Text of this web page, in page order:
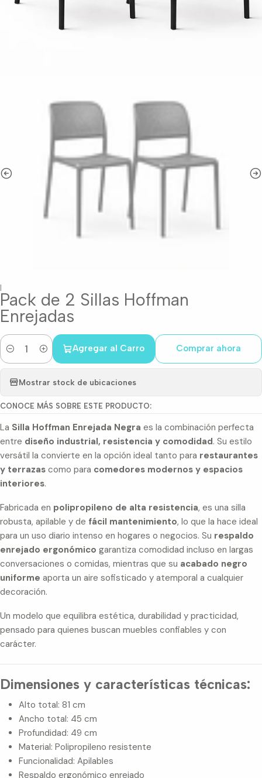
|
Pack de 2 Sillas Hoffman
Enrejadas
Cantidad
Agregar al Carro Comprar ahora
Mostrar stock de ubicaciones
CONOCE MÁS SOBRE ESTE PRODUCTO:
La Silla Hoffman Enrejada Negra es la combinación perfecta
entre diseño industrial, resistencia y comodidad. Su estilo
versátil la convierte en la opción ideal tanto para restaurantes
y terrazas como para comedores modernos y espacios
interiores.
Fabricada en polipropileno de alta resistencia, es una silla
robusta, apilable y de fácil mantenimiento, lo que la hace ideal
para un uso diario intenso en hogares o negocios. Su respaldo
enrejado ergonómico garantiza comodidad incluso en largas
conversaciones o comidas, mientras que su acabado negro
uniforme aporta un aire sofisticado y atemporal a cualquier
decoración.
Un modelo que equilibra estética, durabilidad y practicidad,
pensado para quienes buscan muebles confiables y con
carácter.
Dimensiones y características técnicas:
Alto total: 81 cm
Ancho total: 45 cm
Profundidad: 49 cm
Material: Polipropileno resistente
Funcionalidad: Apilables
Respaldo ergonómico enrejado